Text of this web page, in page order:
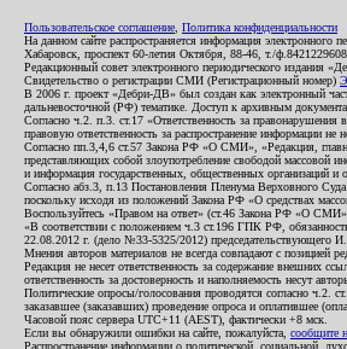
Пользовательское соглашение Политика конфиденциальности
На данном сайте распространяется информация
Хабаровск, проспект 60-летия Октября, 88-46, т./
Редакционный совет электронного периодического
Свидетельство о регистрации СМИ (Регистрационный номер)
В 2006 г. проект «Дебри-ДВ» был создан как электронный
дальневосточной (РФ) тематике. Доступ к архивным
Согласно ч.2. п.3. ст.17 «Ответственность за
правовую ответственность за распространение информации
Согласно пп.3,4,6 ст.57 Закона РФ «О СМИ», «Редакция,
представляющих собой злоупотребление свободой массовой
и информация государственных, общественных организаций и
Согласно абз.3, п.13 Постановления Пленума Верховного
поскольку исходя из положений Закона РФ «О средствах
Воспользуйтесь «Правом на ответ» (ст.46 Закона РФ «О
«В соответствии с положением ч.3 ст.196 ГПК РФ,
22.08.2012 г. (дело №33-5325/2012)
Мнения авторов материалов не всегда совпадают с позицией
Редакция не несет ответственность за содержание внешних
ответственность за достоверность и наполняемость несут
Политические опросы/голосования проводятся согласно ч.2.
заказавшее (заказавших) проведение опроса и оплатившее
Часовой пояс сервера UTC+11 (AEST), фактически +8 мск.
Если вы обнаружили ошибки на сайте, пожалуйста, сообщите
Распространение информации о политической, социальной,